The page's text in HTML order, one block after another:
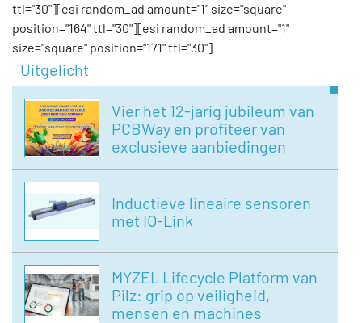
ttl="30"][esi random_ad amount="1" size="square"
position="164" ttl="30"][esi random_ad amount="1"
size="square" position="171" ttl="30"]
Uitgelicht
Vier het 12-jarig jubileum van
PCBWay en profiteer van
exclusieve aanbiedingen
Inductieve lineaire sensoren
met IO-Link
MYZEL Lifecycle Platform van
Pilz: grip op veiligheid,
mensen en machines